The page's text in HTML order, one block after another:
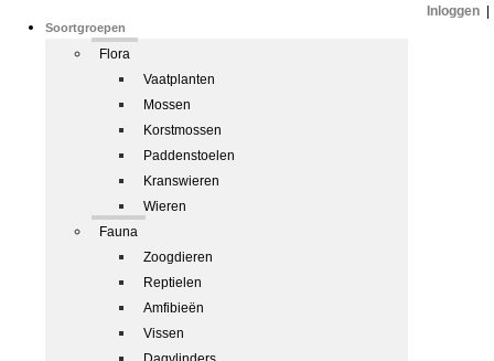
Soortgroepen
Flora
Vaatplanten
Mossen
Korstmossen
Paddenstoelen
Kranswieren
Wieren
Fauna
Zoogdieren
Reptielen
Amfibieën
Vissen
Inloggen